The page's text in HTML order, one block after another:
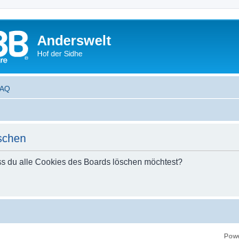
Anderswelt
Hof der Sidhe
du alle Cookies des Boards löschen möchtest?